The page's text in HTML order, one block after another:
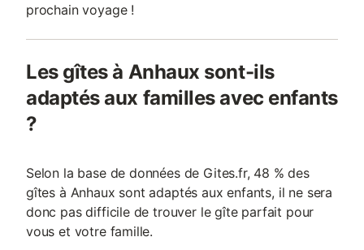
prochain voyage !
Les gîtes à Anhaux sont-ils
adaptés aux familles avec enfants
?
Selon la base de données de Gites.fr, 48 % des
gîtes à Anhaux sont adaptés aux enfants, il ne sera
donc pas difficile de trouver le gîte parfait pour
vous et votre famille.